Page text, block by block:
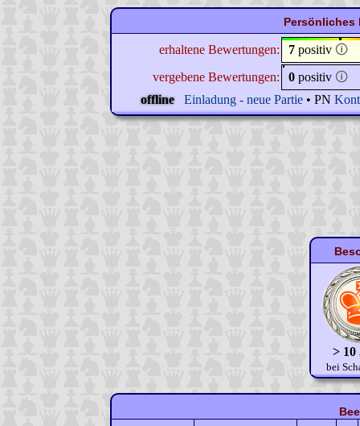
Persönliches
erhaltene Bewertungen: 7 positiv 🛈
vergebene Bewertungen:
0 positiv 🛈
offline
Einladung - neue Partie • PN
> 10
bei